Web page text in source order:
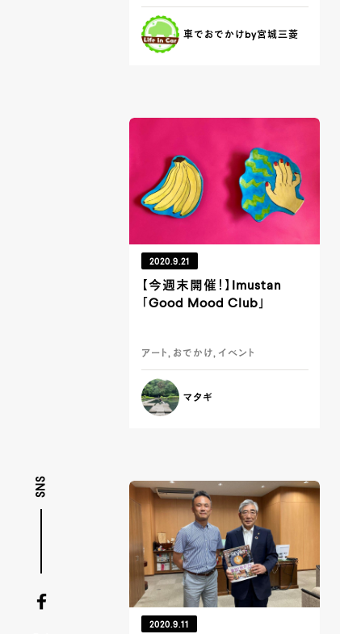
SNS
車でおでかけby宮城三菱
2020.9.21
【今週末開催！】Imustan
「Good Mood Club」
アート, おでかけ, イベント
マタギ
2020.9.11